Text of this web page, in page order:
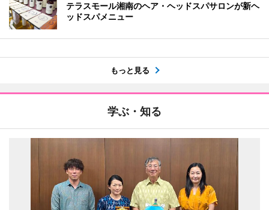
テラスモール湘南のヘア・ヘッドスパサロンが新ヘ
ッドスパメニュー
もっと見る
学ぶ・知る